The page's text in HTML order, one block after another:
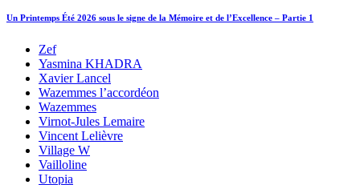
Un Printemps Été 2026 sous le signe de la Mémoire et de l’Excellence – Partie 1
Zef
Yasmina KHADRA
Xavier Lancel
Wazemmes l’accordéon
Wazemmes
Virnot-Jules Lemaire
Vincent Lelièvre
Village W
Vailloline
Utopia